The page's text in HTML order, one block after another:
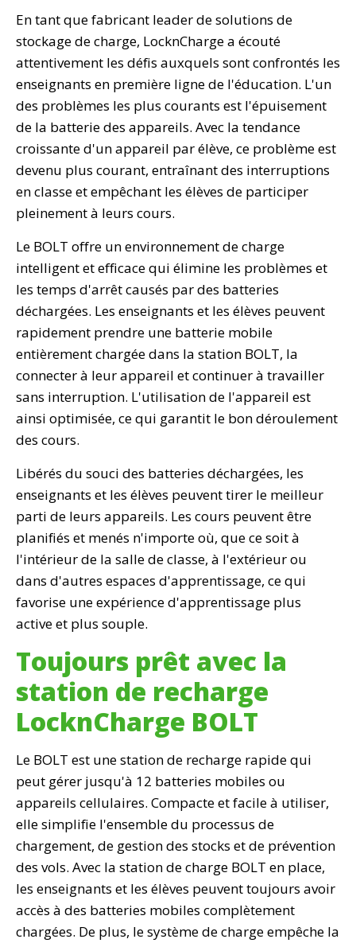
En tant que fabricant leader de solutions de
stockage de charge, LocknCharge a écouté
attentivement les défis auxquels sont confrontés les
enseignants en première ligne de l'éducation. L'un
des problèmes les plus courants est l'épuisement
de la batterie des appareils. Avec la tendance
croissante d'un appareil par élève, ce problème est
devenu plus courant, entraînant des interruptions
en classe et empêchant les élèves de participer
pleinement à leurs cours.
Le BOLT offre un environnement de charge
intelligent et efficace qui élimine les problèmes et
les temps d'arrêt causés par des batteries
déchargées. Les enseignants et les élèves peuvent
rapidement prendre une batterie mobile
entièrement chargée dans la station BOLT, la
connecter à leur appareil et continuer à travailler
sans interruption. L'utilisation de l'appareil est
ainsi optimisée, ce qui garantit le bon déroulement
des cours.
Libérés du souci des batteries déchargées, les
enseignants et les élèves peuvent tirer le meilleur
parti de leurs appareils. Les cours peuvent être
planifiés et menés n'importe où, que ce soit à
l'intérieur de la salle de classe, à l'extérieur ou
dans d'autres espaces d'apprentissage, ce qui
favorise une expérience d'apprentissage plus
active et plus souple.
Toujours prêt avec la
station de recharge
LocknCharge BOLT
Le BOLT est une station de recharge rapide qui
peut gérer jusqu'à 12 batteries mobiles ou
appareils cellulaires. Compacte et facile à utiliser,
elle simplifie l'ensemble du processus de
chargement, de gestion des stocks et de prévention
des vols. Avec la station de charge BOLT en place,
les enseignants et les élèves peuvent toujours avoir
accès à des batteries mobiles complètement
chargées. De plus, le système de charge empêche la